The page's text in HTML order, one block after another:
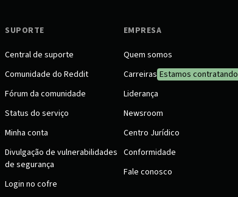
SUPORTE
Central de suporte
Comunidade do Reddit
Fórum da comunidade
Status do serviço
Minha conta
Divulgação de vulnerabilidades
de segurança
Login no cofre
EMPRESA
Quem somos
Carreiras Estamos contratando
Liderança
Newsroom
Centro Jurídico
Conformidade
Fale conosco